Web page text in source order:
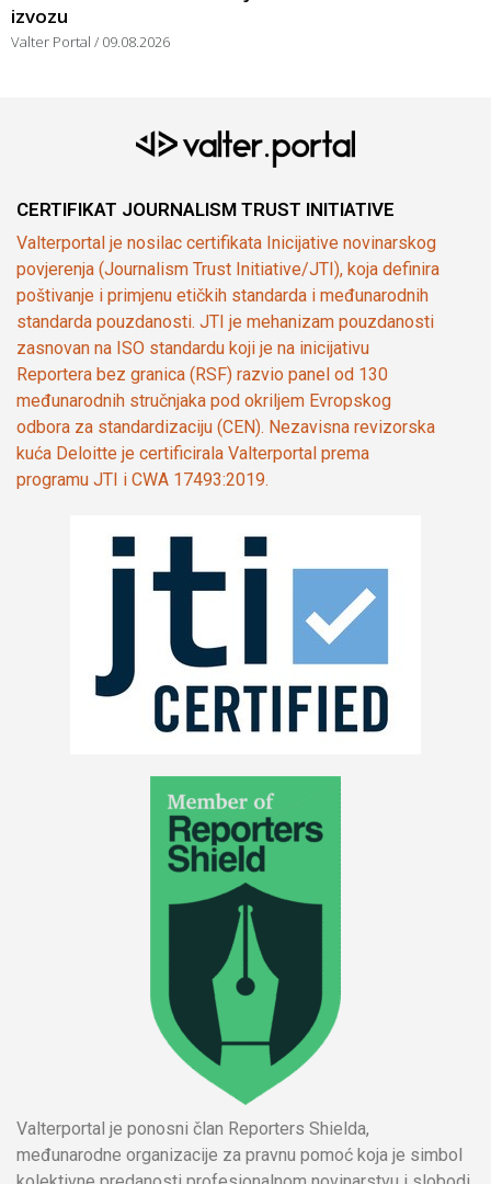
izvozu
Valter Portal 09.08.2026
CERTIFIKAT JOURNALISM TRUST INITIATIVE
Valterportal je nosilac certifikata Inicijative novinarskog
povjerenja (Journalism Trust Initiative/JTI), koja definira
poštivanje i primjenu etičkih standarda i međunarodnih
standarda pouzdanosti. JTI je mehanizam pouzdanosti
zasnovan na ISO standardu koji je na inicijativu
Reportera bez granica (RSF) razvio panel od 130
međunarodnih stručnjaka pod okriljem Evropskog
odbora za standardizaciju (CEN). Nezavisna revizorska
kuća Deloitte je certificirala Valterportal prema
programu JTI i CWA 17493:2019.
Valterportal je ponosni član Reporters Shielda,
međunarodne organizacije za pravnu pomoć koja je simbol